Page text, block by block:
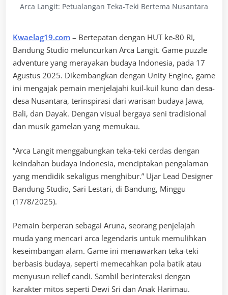
Arca Langit: Petualangan Teka-Teki Bertema Nusantara
Kwaelag19.com – Bertepatan dengan HUT ke-80 RI,
Bandung Studio meluncurkan Arca Langit. Game puzzle
adventure yang merayakan budaya Indonesia, pada 17
Agustus 2025. Dikembangkan dengan Unity Engine, game
ini mengajak pemain menjelajahi kuil-kuil kuno dan desa-
desa Nusantara, terinspirasi dari warisan budaya Jawa,
Bali, dan Dayak. Dengan visual bergaya seni tradisional
dan musik gamelan yang memukau.
“Arca Langit menggabungkan teka-teki cerdas dengan
keindahan budaya Indonesia, menciptakan pengalaman
yang mendidik sekaligus menghibur.” Ujar Lead Designer
Bandung Studio, Sari Lestari, di Bandung, Minggu
(17/8/2025).
Pemain berperan sebagai Aruna, seorang penjelajah
muda yang mencari arca legendaris untuk memulihkan
keseimbangan alam. Game ini menawarkan teka-teki
berbasis budaya, seperti memecahkan pola batik atau
menyusun relief candi. Sambil berinteraksi dengan
karakter mitos seperti Dewi Sri dan Anak Harimau.